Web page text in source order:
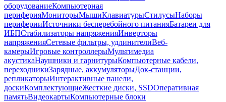
оборудованиеКомпьютерная
периферияМониторыМышиКлавиатурыСтилусыНаборы
периферииИсточники бесперебойного питанияБатареи для
ИБПСтабилизаторы напряженияИнверторы
напряженияСетевые фильтры, удлинителиВеб-
камерыИгровые контроллерыМультимедиа
акустикаНаушники и гарнитурыКомпьютерные кабели,
переходникиЗарядные, аккумуляторыДок-станции,
репликаторыИнтерактивные панели,
доскиКомплектующиеЖесткие диски, SSDОперативная
памятьВидеокартыКомпьютерные блоки